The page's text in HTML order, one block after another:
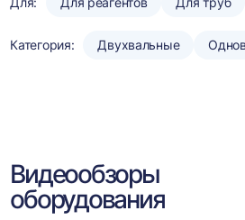
Категория: Двухвальные
Видеообзоры
оборудования